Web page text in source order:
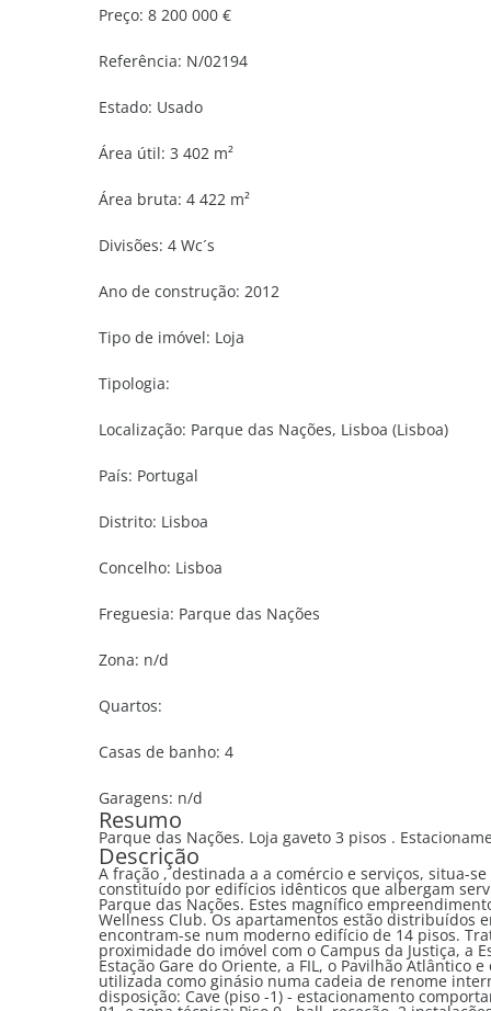
Preço: 8 200 000 €
Referência: N/02194
Estado: Usado
Área útil: 3 402 m²
Área bruta: 4 422 m²
Divisões: 4 Wc´s
Ano de construção: 2012
Tipo de imóvel: Loja
Tipologia:
Localização: Parque das Nações, Lisboa (Lisboa)
País: Portugal
Distrito: Lisboa
Concelho: Lisboa
Freguesia: Parque das Nações
Zona: n/d
Quartos:
Casas de banho: 4
Garagens: n/d
Resumo
Parque das Nações. Loja gaveto 3 pisos .
Descrição
A fração , destinada a a comércio e serviços, situa-
constituído por edifícios idênticos que albergam
Parque das Nações. Estes magnífico
Wellness Club. Os apartamentos estão distribuídos
encontram-se num moderno edifício de 14 pisos.
proximidade do imóvel com o Campus da Justiça, a
Estação Gare do Oriente, a FIL, o Pavilhão Atlântico
utilizada como ginásio numa cadeia de renome
disposição: Cave (piso -1) - estacionamento